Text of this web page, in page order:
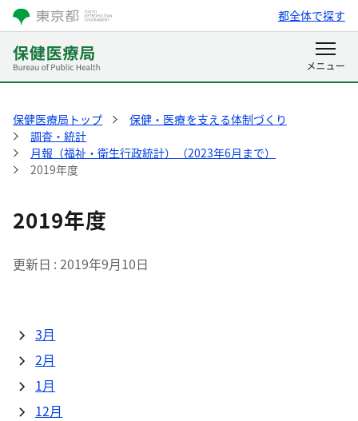
都全体で探す
保健医療局トップ
保健・医療を支える体制づくり
調査・統計
月報（福祉・衛生行政統計）（2023年6月まで）
2019年度
2019年度
更新日 2019年9月10日
3月
2月
1月
12月